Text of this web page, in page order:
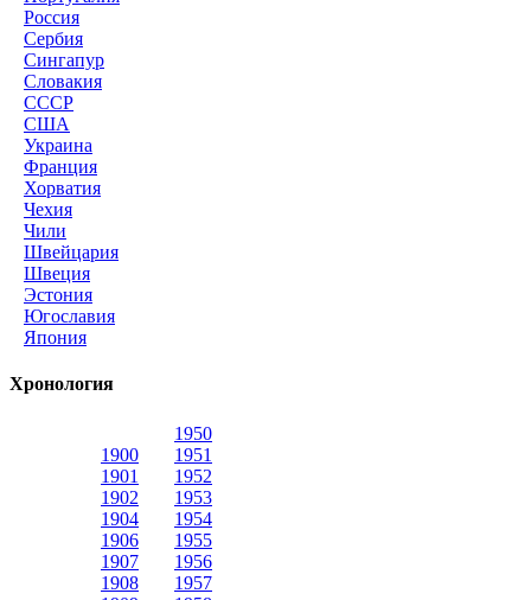
Россия
Сербия
Сингапур
Словакия
СССР
США
Украина
Франция
Хорватия
Чехия
Чили
Швейцария
Швеция
Эстония
Югославия
Япония
Хронология
1900
1901
1902
1904
1906
1907
1908
1950
1951
1952
1953
1954
1955
1956
1957